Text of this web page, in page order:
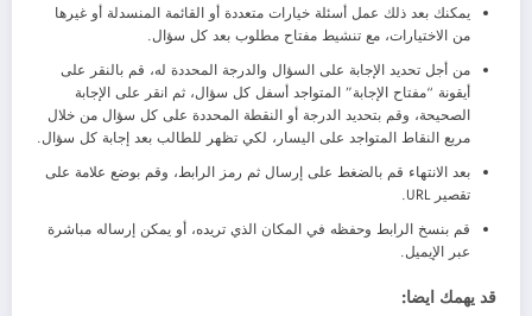
يمكنك بعد ذلك عمل أسئلة خيارات متعددة أو القائمة المنسدلة أو غيرها
من الاختيارات، مع تنشيط مفتاح مطلوب بعد كل سؤال.
من أجل تحديد الإجابة على السؤال والدرجة المحددة له، قم بالنقر على
أيقونة “مفتاح الإجابة” المتواجد أسفل كل سؤال، ثم انقر على الإجابة
الصحيحة، وقم بتحديد الدرجة أو النقطة المحددة على كل سؤال من خلال
مربع النقاط المتواجد على اليسار، لكي تظهر للطالب بعد إجابة كل سؤال.
بعد الانتهاء قم بالضغط على إرسال ثم رمز الرابط، وقم بوضع علامة على
تقصير URL.
قم بنسخ الرابط وحفظه في المكان الذي تريده، أو يمكن إرساله مباشرة
عبر الإيميل.
قد يهمك ايضا: